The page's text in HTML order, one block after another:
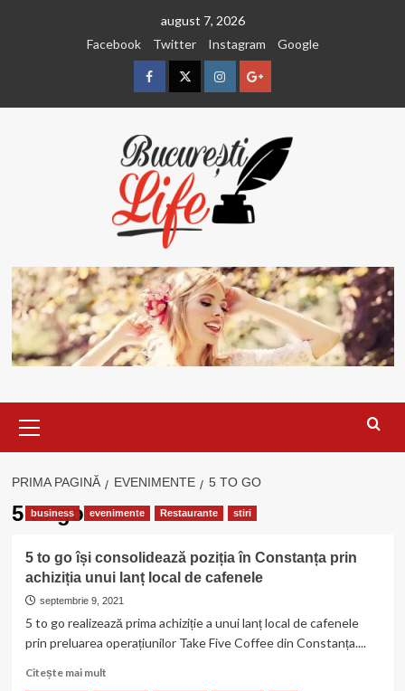
august 7, 2026
Facebook
Twitter Instagram Google
FacebookTwitterInstagramGoogle
principal
PRIMA PAGINĂ EVENIMENTE 5 TO GO
5 to go
business evenimente Restaurante stiri
5 to go își consolidează poziția în Constanța prin
achiziția unui lanț local de cafenele
septembrie 9, 2021
5 to go realizează prima achiziție a unui lanț local de cafenele
prin preluarea operațiunilor Take Five Coffee din Constanța....
Citește mai multCitește